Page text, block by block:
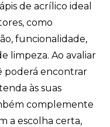
de acrílico ideal
como
funcionalidade,
limpeza. Ao avaliar
poderá encontrar
às suas
complemente
a escolha certa,